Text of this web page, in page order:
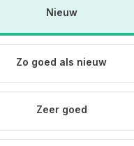
Nieuw
Zo goed als nieuw
Zeer goed